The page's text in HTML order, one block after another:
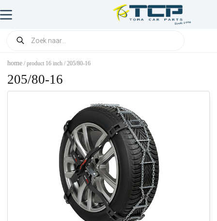
home / product 16 inch / 205/80-16
205/80-16